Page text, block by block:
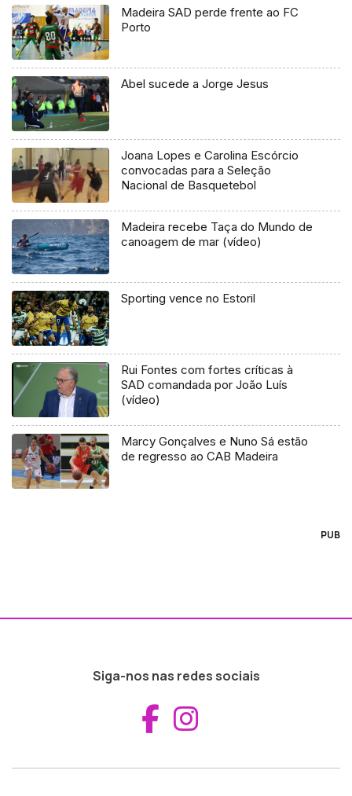
Madeira SAD perde frente ao FC
Porto
Abel sucede a Jorge Jesus
Joana Lopes e Carolina Escórcio
convocadas para a Seleção
Nacional de Basquetebol
Madeira recebe Taça do Mundo de
canoagem de mar (vídeo)
Sporting vence no Estoril
Rui Fontes com fortes críticas à
SAD comandada por João Luís
(vídeo)
Marcy Gonçalves e Nuno Sá estão
de regresso ao CAB Madeira
PUB
Siga-nos nas redes sociais
Aceder ao